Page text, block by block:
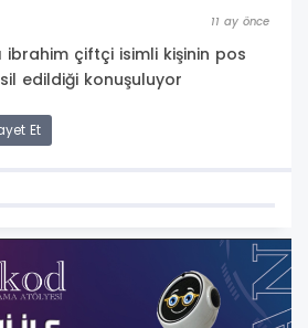
11 ay önce
ibrahim çiftçi isimli kişinin pos
edildiği konuşuluyor
Et